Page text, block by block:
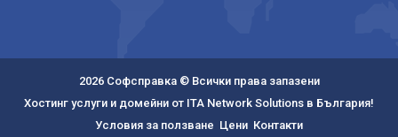
2026 Софсправка © Всички права запазени
Хостинг услуги и домейни от ITA Network Solutions в България!
Условия за ползване Цени Контакти